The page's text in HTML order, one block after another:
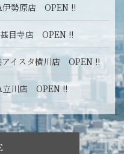
勢原店 OPEN !!
目寺店 OPEN !!
スタ横川店 OPEN !!
川店 OPEN !!